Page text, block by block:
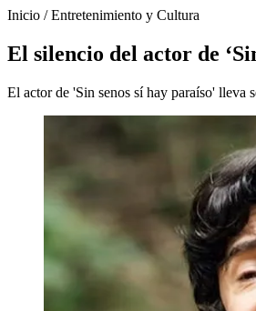
Inicio /Entretenimiento y Cultura
El silencio del actor de
El actor de 'Sin senos sí hay paraíso' lleva